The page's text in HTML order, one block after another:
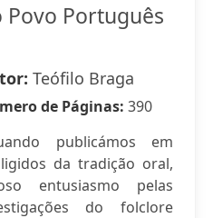
Povo Português
Teófilo Braga
de Páginas: 390
publicámos em
da tradição oral,
entusiasmo pelas
do folclore